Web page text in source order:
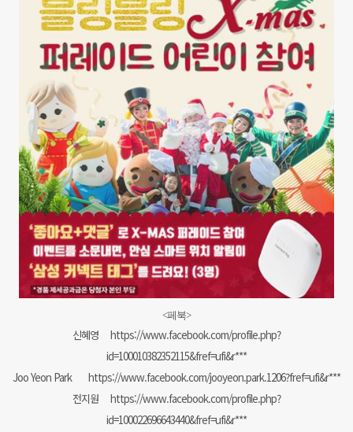
<페북>
신혜영
https://www.facebook.com/profile.php?
id=100010382352115&fref=ufi&r***
Joo Yeon Park
https://www.facebook.com/jooyeon.park.1206?fref=ufi&r***
전지원
https://www.facebook.com/profile.php?
id=100022696643440&fref=ufi&r***